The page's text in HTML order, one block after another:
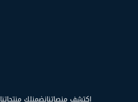
نضمنلك منتجاتنااكتشف منصاتنا